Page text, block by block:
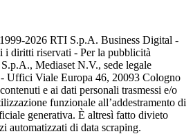
2026 RTI S.p.A. Business Digital -
i diritti riservati - Per la pubblicità
Mediaset N.V., sede legale
- Uffici Viale Europa 46, 20093 Cologno
e ai dati personali trasmessi e/o
funzionale all’addestramento di
generativa. È altresì fatto divieto
automatizzati di data scraping.